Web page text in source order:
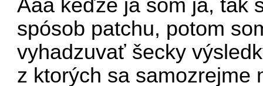
Ááá keďže já som já, tak
spósob patchu, potom
vyhadzuvať šecky
z ktorých sa samozrejme